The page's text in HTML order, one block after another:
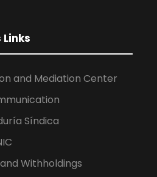
and Mediation Center
Síndica
Withholdings